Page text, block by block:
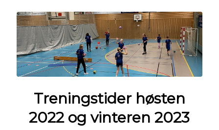
Treningstider høsten
2022 og vinteren 2023